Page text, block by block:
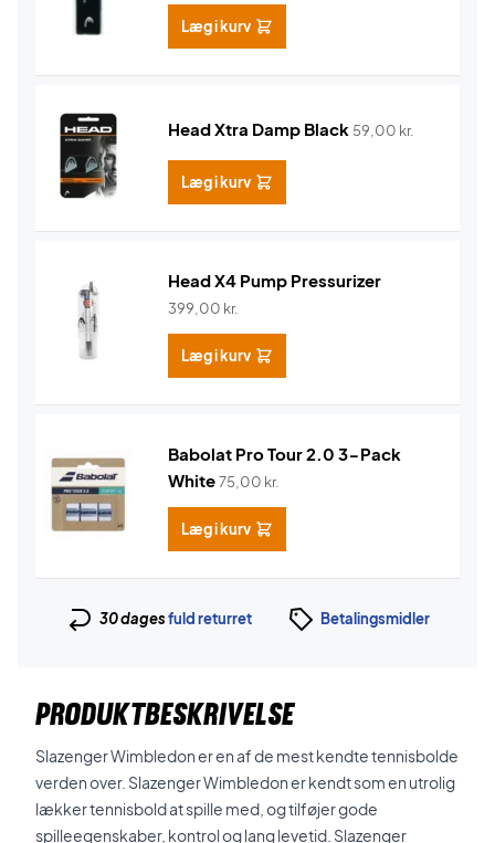
Læg i kurv
Head Xtra Damp Black 59,00 kr.
Læg i kurv
Head X4 Pump Pressurizer
399,00 kr.
Læg i kurv
Babolat Pro Tour 2.0 3-Pack
White75,00 kr.
Læg i kurv
30 dagesfuld returret Betalingsmidler
PRODUKTBESKRIVELSE
Slazenger Wimbledon er en af de mest kendte tennisbolde
verden over. Slazenger Wimbledon er kendt som en utrolig
lækker tennisbold at spille med, og tilføjer gode
spilleegenskaber, kontrol og lang levetid. Slazenger